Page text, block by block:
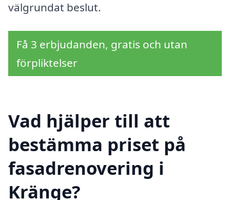
välgrundat beslut.
Få 3 erbjudanden, gratis och utan
förpliktelser
Vad hjälper till att
bestämma priset på
fasadrenovering i
Kränge?